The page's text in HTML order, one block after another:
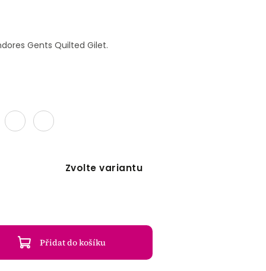
Gents Quilted Gilet.
Zvolte variantu
Přidat do košíku